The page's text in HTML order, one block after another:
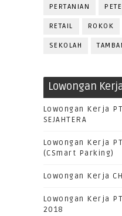
PERTANIAN
RETAIL ROKOK
SEKOLAH
Lowongan
Lowongan Kerja PT
SEJAHTERA
Lowongan Kerja
(CSmart Parking)
Lowongan Kerja
Lowongan Kerja
2018